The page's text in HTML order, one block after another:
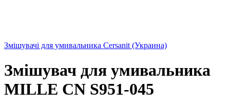
Змішувачі для умивальника Cersanit (Украина)
Змішувач для умивальника
MILLE CN S951-045